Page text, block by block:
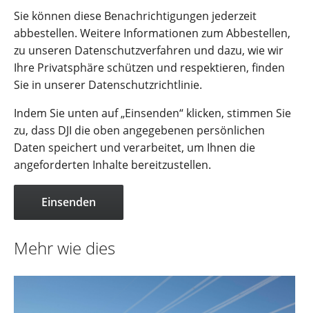
Sie können diese Benachrichtigungen jederzeit
abbestellen. Weitere Informationen zum Abbestellen,
zu unseren Datenschutzverfahren und dazu, wie wir
Ihre Privatsphäre schützen und respektieren, finden
Sie in unserer Datenschutzrichtlinie.
Indem Sie unten auf „Einsenden“ klicken, stimmen Sie
zu, dass DJI die oben angegebenen persönlichen
Daten speichert und verarbeitet, um Ihnen die
angeforderten Inhalte bereitzustellen.
Mehr wie dies